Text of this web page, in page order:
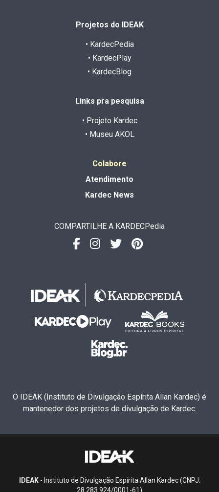
Projetos do IDEAK
• KardecPedia
• KardecPlay
• KardecBlog
Links pra pesquisa
• Projeto Kardec
• Museu AKOL
Colabore
Atendimento
Kardec News
COMPARTILHE A KARDECPedia
O IDEAK (Instituto de Divulgação Espírita Allan Kardec) é
mantenedor dos projetos de divulgação de Kardec.
IDEAK- Instituto de Divulgação Espírita Allan Kardec (CNPJ:
28.283.924/0001-61)